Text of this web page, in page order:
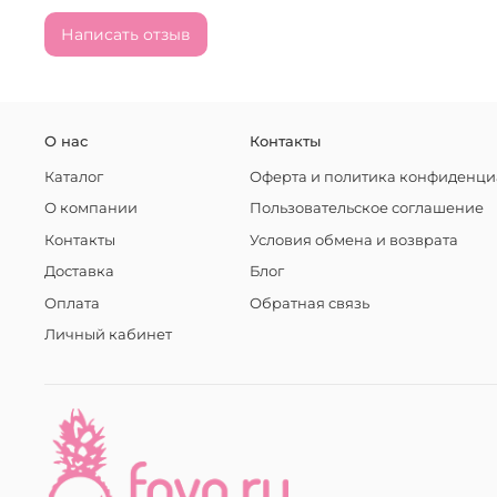
Написать отзыв
О нас
Каталог
О компании
Контакты
Доставка
Оплата
Личный кабинет
Контакты
Оферта и политика
Пользовательское соглашение
Условия обмена и возврата
Блог
Обратная связь